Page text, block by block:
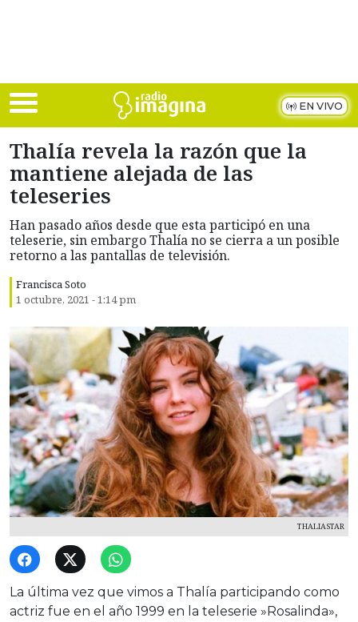
EN VIVO
Thalía revela la razón que la
mantiene alejada de las
teleseries
Han pasado años desde que esta participó en una
teleserie, sin embargo Thalía no se cierra a un posible
retorno a las pantallas de televisión.
Francisca Soto
1 octubre, 2021 - 1:14 pm
THALIASTAR
La última vez que vimos a Thalía participando como
actriz fue en el año 1999 en la teleserie »Rosalinda»,